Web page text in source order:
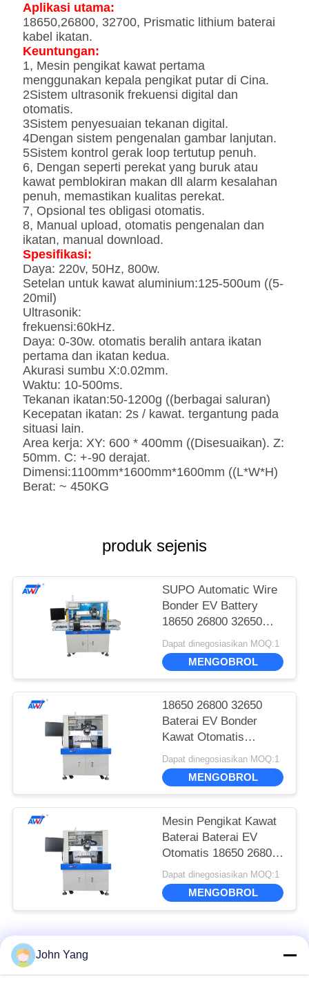
PRIVACY
POLICY
Aplikasi utama:
18650,26800, 32700, Prismatic lithium baterai
kabel ikatan.
Keuntungan:
1, Mesin pengikat kawat pertama
menggunakan kepala pengikat putar di Cina.
2Sistem ultrasonik frekuensi digital dan
otomatis.
3Sistem penyesuaian tekanan digital.
4Dengan sistem pengenalan gambar lanjutan.
5Sistem kontrol gerak loop tertutup penuh.
6, Dengan seperti perekat yang buruk atau
kawat pemblokiran makan dll alarm kesalahan
penuh, memastikan kualitas perekat.
7, Opsional tes obligasi otomatis.
8, Manual upload, otomatis pengenalan dan
ikatan, manual download.
Spesifikasi:
Daya: 220v, 50Hz, 800w.
Setelan untuk kawat aluminium:125-500um ((5-
20mil)
Ultrasonik:
frekuensi:60kHz.
Daya: 0-30w. otomatis beralih antara ikatan
pertama dan ikatan kedua.
Akurasi sumbu X:0.02mm.
Waktu: 10-500ms.
Tekanan ikatan:50-1200g ((berbagai saluran)
Kecepatan ikatan: 2s / kawat. tergantung pada
situasi lain.
Area kerja: XY: 600 * 400mm ((Disesuaikan). Z:
50mm. C: +-90 derajat.
Dimensi:1100mm*1600mm*1600mm ((L*W*H)
Berat: ~ 450KG
produk sejenis
SUPO Automatic Wire
Bonder EV Battery
18650 26800 32650
Model SUPO-3753A
Dapat dinegosiasikan MOQ:1
MENGOBROL
18650 26800 32650
Baterai EV Bonder
Kawat Otomatis
SUPO-3740A
Dapat dinegosiasikan MOQ:1
MENGOBROL
Mesin Pengikat Kawat
Baterai Baterai EV
Otomatis 18650 26800
32650 SUPO-3741
Dapat dinegosiasikan MOQ:1
MENGOBROL
Bad Request
John Yang